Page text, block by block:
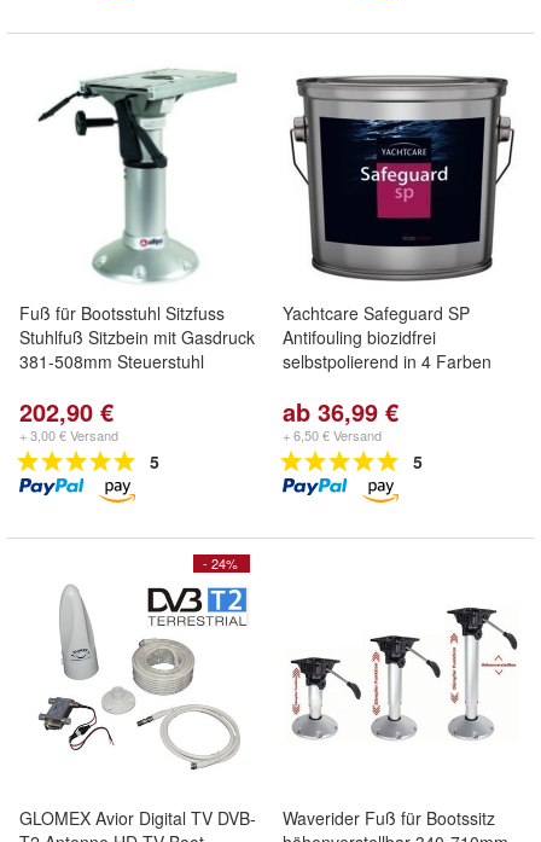
Fuß für Bootsstuhl Sitzfuss
Stuhlfuß Sitzbein mit Gasdruck
381-508mm Steuerstuhl
202,90 €
+ 3,00 € Versand
5
Yachtcare Safeguard SP
Antifouling biozidfrei
selbstpolierend in 4 Farben
ab 36,99 €
+ 6,50 € Versand
5
- 24%
GLOMEX Avior Digital TV DVB-
Waverider Fuß für Bootssitz